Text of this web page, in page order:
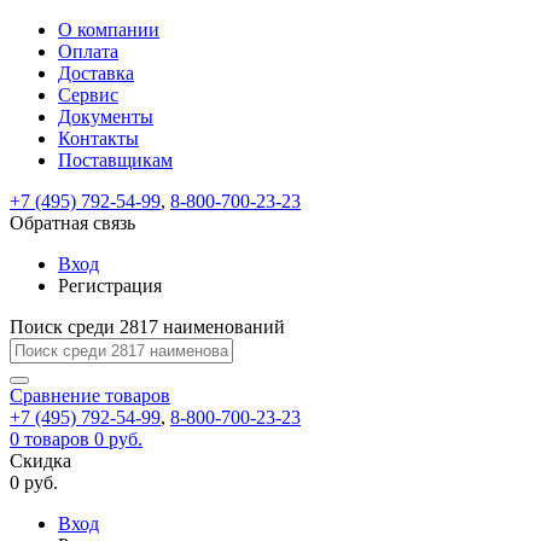
ВходРегистрация
Только
test@example.com
отправлена
по
ней
для
регистрации.
Ок
Только
Запомнить
меня
Забыли
Восстановление
пароля
Заполните
форму.
Мы
отправим
ссылку
на
указанный
электронный
адрес,
перейдя
по
которой
вы
новый
На
вашу
test@test.ru
отправлена
ссылка.
Перейдите
по
для
смены
пароля.
Введите
новый
пароль
Сменить
Пароль
успешно
Войти
Обратная
связь
Сообщение
пользовательского
соглашения
Ваше
сообщение
успешно
О компании
Оплата
Доставка
Сервис
Документы
Контакты
Поставщикам
+7 (495) 792-54-99, 8-800-700-23-23
Обратная связь
Вход
Регистрация
Поиск среди 2817 наименований
Сравнение товаров
+7 (495) 792-54-99, 8-800-700-23-23
0 товаров 0 руб.
Скидка
0 руб.
Вход